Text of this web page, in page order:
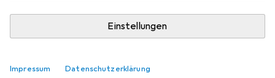
Einstellungen
Impressum Datenschutzerklärung
Kostenloser Versand ab 30,– i